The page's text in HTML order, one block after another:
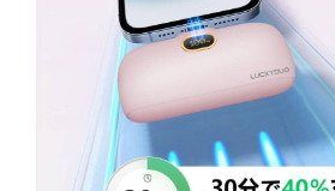
新規ご入会はこちら
カテゴリー